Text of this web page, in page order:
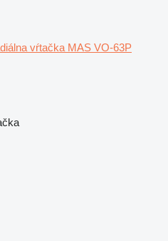
vŕtačka MAS VO-63P